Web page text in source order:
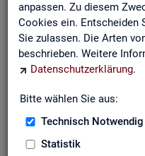
anpassen. Zu diesem
Cookies ein. Entscheiden
Sie zulassen. Die Arten
beschrieben. Weitere
Datenschutzerklärung.
Bitte wählen Sie aus:
Technisch Notwendig
Statistik
Die Steck­brie­fe
rech­nung und
tik der Bun­des­agen­tur für
Ab­gangs­ra­te
Ab­gangs­ra­te